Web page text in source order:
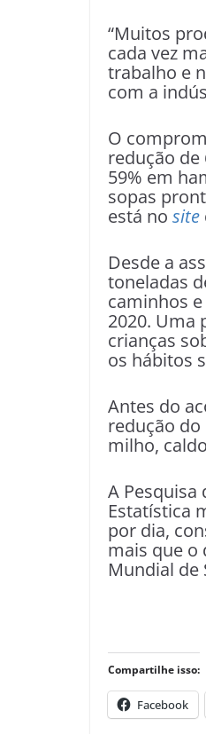
“Muitos
cada vez
trabalho e
com a
O
redução
59% em
sopas
está no site
Desde a
toneladas
caminhos
2020. Uma
crianças
os hábitos
Antes do
redução
milho,
A
Estatística
por dia,
mais que o
Mundial de
Compartilhe isso:
Facebook